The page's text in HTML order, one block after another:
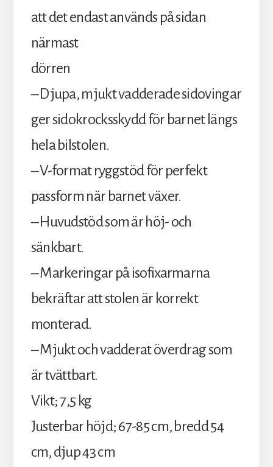
att det endast används på sidan
närmast
dörren
– Djupa, mjukt vadderade sidovingar
ger sidokrocksskydd för barnet längs
hela bilstolen.
– V-format ryggstöd för perfekt
passform när barnet växer.
– Huvudstöd som är höj- och
sänkbart.
– Markeringar på isofixarmarna
bekräftar att stolen är korrekt
monterad.
– Mjukt och vadderat överdrag som
är tvättbart.
Vikt; 7,5 kg
Justerbar höjd; 67-85 cm, bredd 54
cm, djup 43 cm